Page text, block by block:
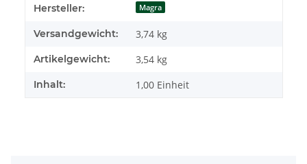
Produkteigenschaft
Wert
Hersteller: Magra
Versandgewicht: 3,74 kg
Artikelgewicht: 3,54 kg
Inhalt: 1,00 Einheit